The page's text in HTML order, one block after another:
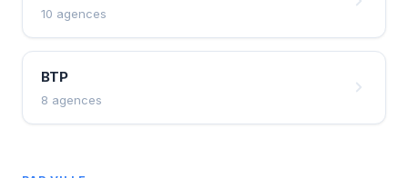
10 agences
BTP
8 agences